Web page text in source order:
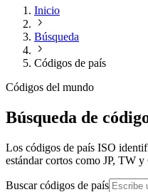
Inicio
Búsqueda
Códigos de país
Códigos del mundo
Búsqueda de
Los códigos de país ISO
estándar cortos como JP, TW y
Buscar códigos de país